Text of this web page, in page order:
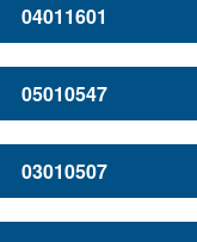
04011601
05010547
03010507